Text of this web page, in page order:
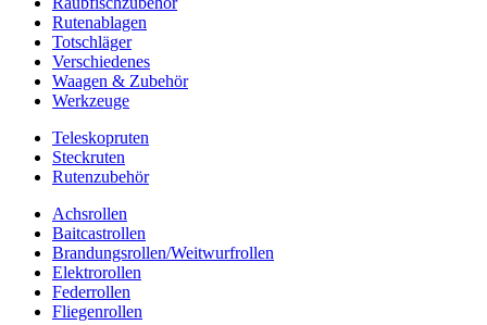
Rutenablagen
Totschläger
Verschiedenes
Waagen & Zubehör
Werkzeuge
Teleskopruten
Steckruten
Rutenzubehör
Achsrollen
Baitcastrollen
Brandungsrollen/Weitwurfrollen
Elektrorollen
Federrollen
Fliegenrollen